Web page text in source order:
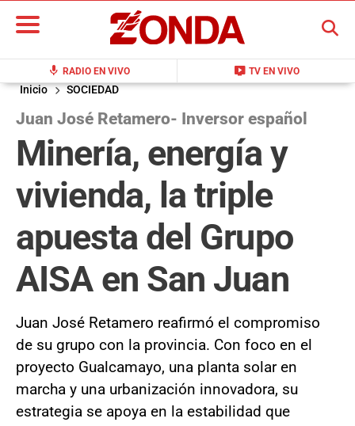
mic RADIO EN VIVO live_tv TV EN VIVO
BUSCAR
Inicio SOCIEDAD
Juan José Retamero- Inversor español
Minería, energía y
vivienda, la triple
apuesta del Grupo
AISA en San Juan
Juan José Retamero reafirmó el compromiso
de su grupo con la provincia. Con foco en el
proyecto Gualcamayo, una planta solar en
marcha y una urbanización innovadora, su
estrategia se apoya en la estabilidad que